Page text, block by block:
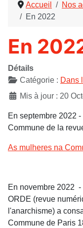
Accueil Nos
En 2022
En
Détails
Catégorie : Dans
Mis à jour : 20
En septembre 2022
Commune de la
As mulheres na
En novembre 2022
ORDE (revue
l'anarchisme) a
Commune de Paris